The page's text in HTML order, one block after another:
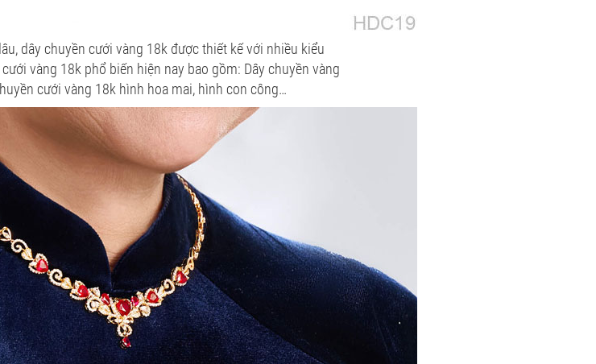
dây chuyền cưới vàng 18k được thiết kế với nhiều kiểu
vàng 18k phổ biến hiện nay bao gồm: Dây chuyền vàng
cưới vàng 18k hình hoa mai, hình con công…